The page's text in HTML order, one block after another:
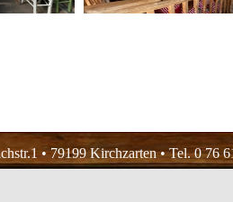
• 79199 Kirchzarten • Tel. 0